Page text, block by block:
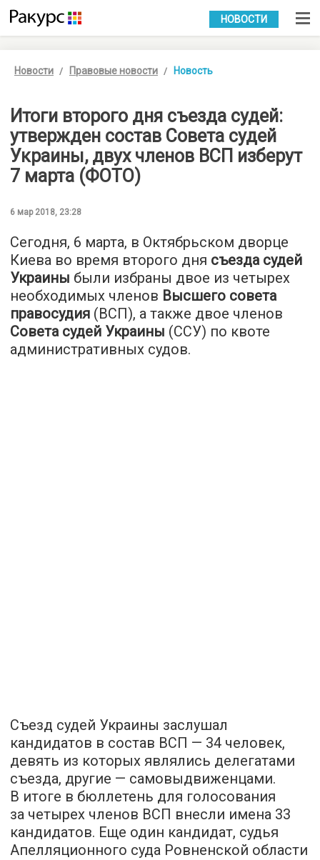
УКР РУС
НОВОСТИ
Новости Правовые новости Новость
Итоги второго дня съезда судей:
утвержден состав Совета судей
Украины, двух членов ВСП изберут
7 марта (ФОТО)
6 мар 2018, 23:28
Сегодня, 6 марта, в Октябрьском дворце
Киева во время второго дня съезда судей
Украины были избраны двое из четырех
необходимых членов Высшего совета
правосудия (ВСП), а также двое членов
Совета судей Украины (ССУ) по квоте
административных судов.
Съезд судей Украины заслушал
кандидатов в состав ВСП — 34 человек,
девять из которых являлись делегатами
съезда, другие — самовыдвиженцами.
В итоге в бюллетень для голосования
за четырех членов ВСП внесли имена 33
кандидатов. Еще один кандидат, судья
Апелляционного суда Ровненской области